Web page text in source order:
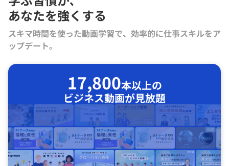
あなたを強くする
スキマ時間を使った動画学習で、効率的に仕事スキルをア
ップデート。
17,800本以上の
ビジネス動画が見放題